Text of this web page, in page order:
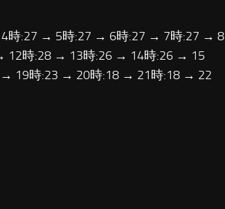
時:27 → 5時:27 → 6時:27 → 7時:27 → 8
時:28 → 13時:26 → 14時:26 → 15
19時:23 → 20時:18 → 21時:18 → 22